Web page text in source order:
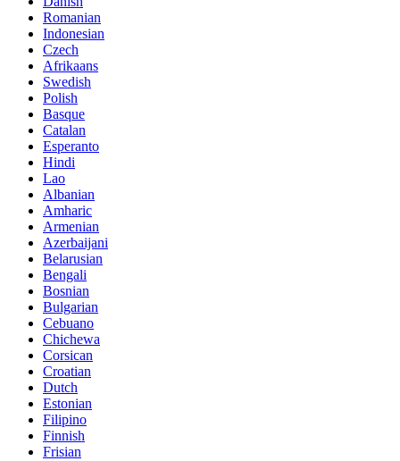
Romanian
Indonesian
Czech
Afrikaans
Swedish
Polish
Basque
Catalan
Esperanto
Hindi
Lao
Albanian
Amharic
Armenian
Azerbaijani
Belarusian
Bengali
Bosnian
Bulgarian
Cebuano
Chichewa
Corsican
Croatian
Dutch
Estonian
Filipino
Finnish
Frisian